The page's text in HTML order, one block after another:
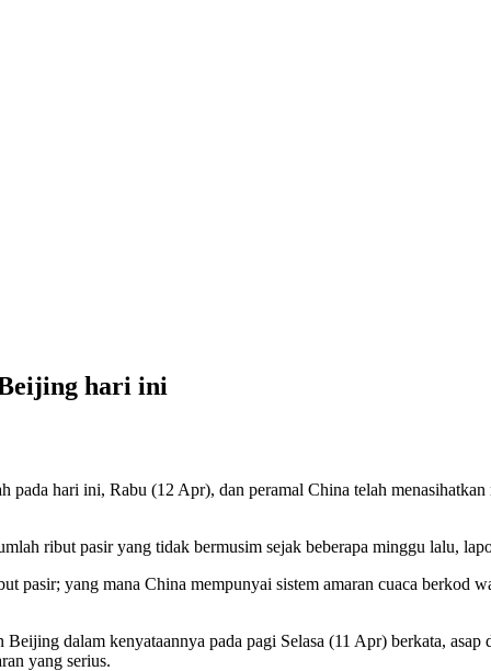
hari ini
hari ini, Rabu (12 Apr), dan peramal China telah menasihatkan
ribut pasir yang tidak bermusim sejak beberapa minggu lalu,
pasir; yang mana China mempunyai sistem amaran cuaca berkod
dalam kenyataannya pada pagi Selasa (11 Apr) berkata,
yang serius.